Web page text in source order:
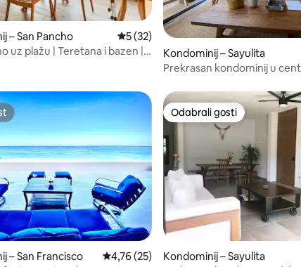
recenzija: 159
– San Pancho Prosječna ocjena: 5/5, recenzija: 32
5 (32)
uz plažu | Teretana i bazen |
Kondominij – Sayulita
Prekrasan kondominij u
recenzija: 175
– San Francisco Prosječna ocjena: 4,76/5, recenzija: 25
4,76 (25)
Odabrali gosti
Odabrali gosti
Kondominij – Sayulita